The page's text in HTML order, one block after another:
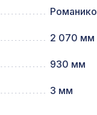
578 ₽
Романико
2 070 мм
930 мм
3 мм